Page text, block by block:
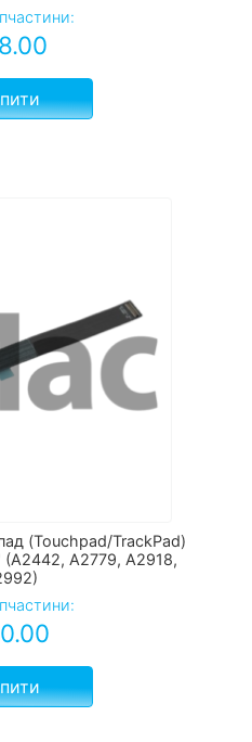
(Touchpad/TrackPad)
(A2442, A2779, A2918,